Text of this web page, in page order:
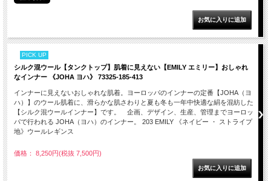
PICK UP
シルク混ウール【タンクトップ】肌着に見えない【EMILY エミリー】おしゃれ
なインナー 《JOHA ヨハ》 73325-185-413
インナーに見えないおしゃれな肌着。ヨーロッパのインナーの定番【JOHA（ヨ
ハ）】のウール肌着に、滑らかな肌さわりと夏も冬も一年中快適な絹を混紡した
【シルク混ウールインナー】です。 企画、デザイン、生産、管理までヨーロッ
パで行われる JOHA（ヨハ）のインナー。 203 EMILY 《ネイビー ・ ストライプ
地》ウールレギンス
価格： 8,250円(税抜 7,500円)